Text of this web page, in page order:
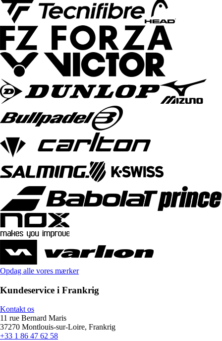
Opdag alle vores mærker
Kundeservice i Frankrig
Kontakt os
11 rue Bernard Maris
37270 Montlouis-sur-Loire, Frankrig
+33 1 86 47 62 58